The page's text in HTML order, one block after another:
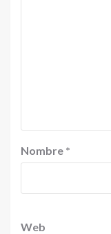
Nombre *
Web